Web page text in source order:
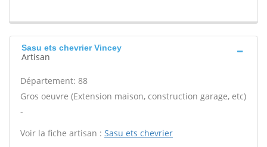
Sasu ets chevrier Vincey
Artisan
Département: 88
Gros oeuvre (Extension maison, construction garage, etc)
-
Voir la fiche artisan : Sasu ets chevrier